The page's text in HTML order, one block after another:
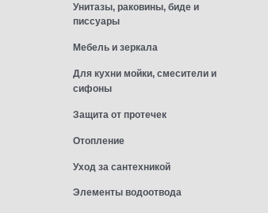
Унитазы, раковины, биде и
писсуары
Мебель и зеркала
Для кухни мойки, смесители и
сифоны
Защита от протечек
Отопление
Уход за сантехникой
Элементы водоотвода